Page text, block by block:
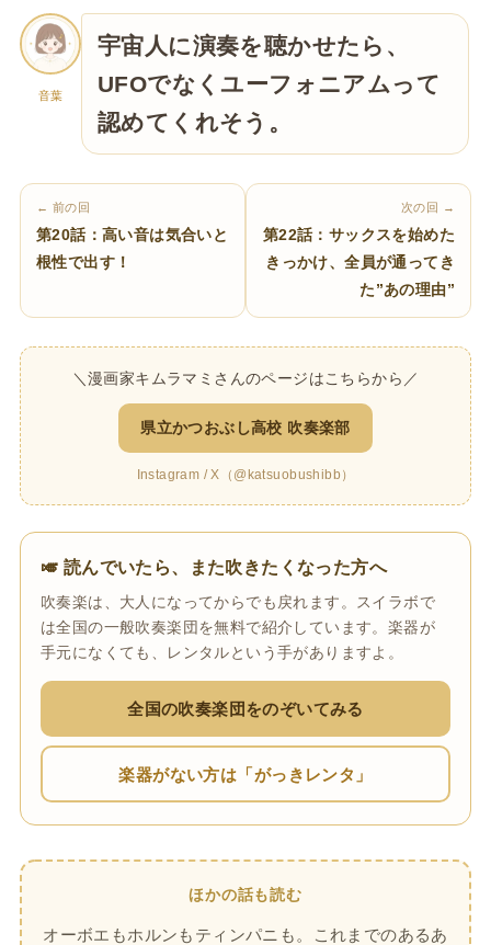
音葉
宇宙人に演奏を聴かせたら、
UFOでなくユーフォニアムって
認めてくれそう。
← 前の回
第20話：高い音は気合いと
根性で出す！
次の回 →
第22話：サックスを始めた
きっかけ、全員が通ってき
た”あの理由”
＼漫画家キムラマミさんのページはこちらから／
県立かつおぶし高校 吹奏楽部
Instagram / X（@katsuobushibb）
🎺 読んでいたら、また吹きたくなった方へ
吹奏楽は、大人になってからでも戻れます。スイラボで
は全国の一般吹奏楽団を無料で紹介しています。楽器が
手元になくても、レンタルという手がありますよ。
全国の吹奏楽団をのぞいてみる
楽器がない方は「がっきレンタ」
ほかの話も読む
オーボエもホルンもティンパニも。これまでのあるあ